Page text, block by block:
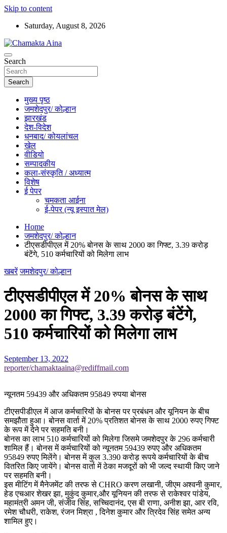
Skip to content
Saturday, August 8, 2026
Chamakta Aina
Hindi News Paper – Jharkhand
Search
Search
मुख्य पृष्ठ
जमशेदपुर/ कोल्हान
झारखंड
देश-विदेश
धनबाद/ कोयलांचल
खेल
वीडियो
सम्पादकीय
कला-संस्कृति / अध्यात्म
विशेष
ई पेपर
चमकता आईना
ई-पेपर (न्यू इस्पात मेल)
Home
जमशेदपुर/ कोल्हान
टीएसडीपीएल में 20% बोनस के साथ 2000 का गिफ्ट, 3.39 करोड़
बंटेंगे, 510 कर्मचारियों को मिलेगा लाभ
खबरें जमशेदपुर/ कोल्हान
टीएसडीपीएल में 20% बोनस के साथ
2000 का गिफ्ट, 3.39 करोड़ बंटेंगे,
510 कर्मचारियों को मिलेगा लाभ
September 13, 2022
reporter/chamaktaaina@rediffmail.com
न्यूनतम 59439 और अधिकतम 95849 रुपया बोनस
टीएसपीडीएल में आज कर्मचारियों के बोनस पर प्रबंधन और यूनियन के बीच
समझौता हुआ। बोनस वार्ता में 20% प्रतिशत बोनस के साथ 2000 रुपए गिफ्ट
के रूप में देने पर सहमति बनी।
बोनस का लाभ 510 कर्मचारियों को मिलेगा जिसमे जमशेदपुर के 296 कर्मचारी
शामिल हैं। बोनस में कर्मचारियों को न्यूनतम 59439 रुपए और अधिकतम
95849 रुपए मिलेंगे। बोनस में कुल 3.390 करोड़ रूपये कर्मचारियों के बीच
वितरित किए जायेंगे। बोनस वार्ता में ठेका मजदूरों को भी जल्द स्थायी किए जाने
पर सहमति बनी।
इस मीटिंग में मैनेजमेंट की तरफ से CHRO करण लखानी, जीएम अश्वनी कुमार,
हेड एचआर शेखर झा, मुकुंद कुमार,और यूनियन की तरफ से राकेश्वर पांडेय,
महामंत्री अमन जी, संजीव सिंह, सच्चिदानंद, एस बी राणा, अनीश झा, आर रवि,
रमेश चौधरी, राकेश, रंजन मिश्रा , दिनेश कुमार और त्रिदेव सिंह समेत अन्य
शामिल हुए।